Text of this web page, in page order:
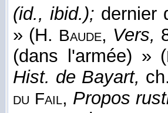
(id., ibid.); dernier
» (H. Baude, Vers,
(dans l'armée) » (
Hist. de Bayart,
du Fail, Propos